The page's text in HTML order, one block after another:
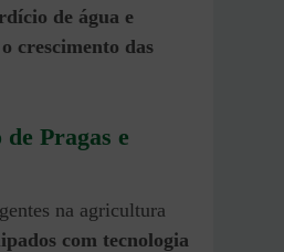
de água e
crescimento das
de Pragas e
na agricultura
com tecnologia